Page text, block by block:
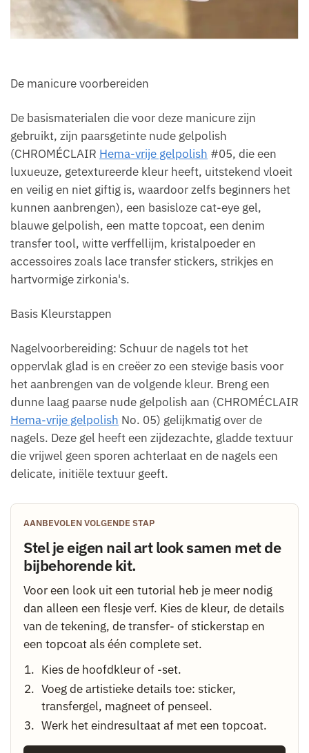
De manicure voorbereiden
De basismaterialen die voor deze manicure zijn
gebruikt, zijn paarsgetinte nude gelpolish
(CHROMÉCLAIR Hema-vrije gelpolish #05, die een
luxueuze, getextureerde kleur heeft, uitstekend vloeit
en veilig en niet giftig is, waardoor zelfs beginners het
kunnen aanbrengen), een basisloze cat-eye gel,
blauwe gelpolish, een matte topcoat, een denim
transfer tool, witte verffellijm, kristalpoeder en
accessoires zoals lace transfer stickers, strikjes en
hartvormige zirkonia's.
Basis Kleurstappen
Nagelvoorbereiding: Schuur de nagels tot het
oppervlak glad is en creëer zo een stevige basis voor
het aanbrengen van de volgende kleur. Breng een
dunne laag paarse nude gelpolish aan (CHROMÉCLAIR
Hema-vrije gelpolish No. 05) gelijkmatig over de
nagels. Deze gel heeft een zijdezachte, gladde textuur
die vrijwel geen sporen achterlaat en de nagels een
delicate, initiële textuur geeft.
AANBEVOLEN VOLGENDE STAP
Stel je eigen nail art look samen met de
bijbehorende kit.
Voor een look uit een tutorial heb je meer nodig
dan alleen een flesje verf. Kies de kleur, de details
van de tekening, de transfer- of stickerstap en
een topcoat als één complete set.
Kies de hoofdkleur of -set.
Voeg de artistieke details toe: sticker,
transfergel, magneet of penseel.
Werk het eindresultaat af met een topcoat.